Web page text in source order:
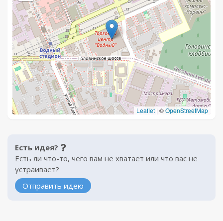
Leaflet | ©OpenStreetMap
Есть идея?
Есть ли что-то, чего вам не хватает или что вас не
устраивает?
Отправить идею